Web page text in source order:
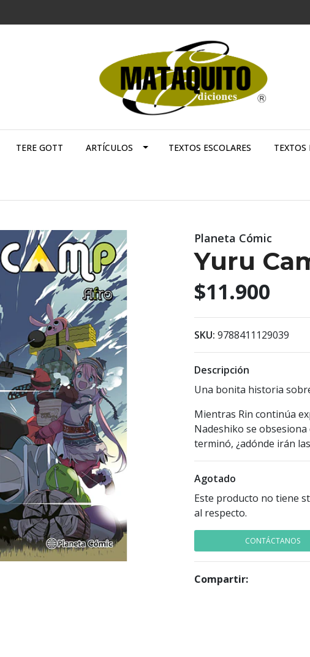
TERE GOTT ARTÍCULOS TEXTOS ESCOLARES
Planeta Cómic
Yuru
$11.900
SKU: 9788411129039
Descripción
Una bonita historia
Mientras Rin continúa
Nadeshiko se
terminó, ¿adónde irán
Agotado
Este producto no tiene
al respecto.
CONTÁCTANOS
Compartir: